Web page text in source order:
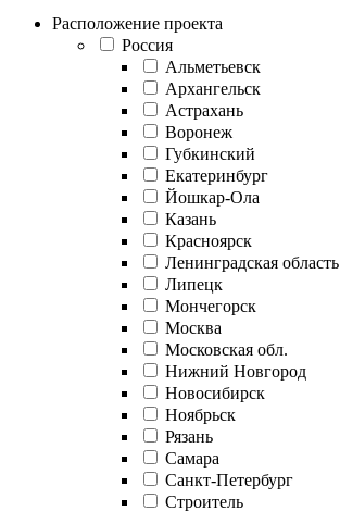
Расположение проекта
Россия
Альметьевск
Архангельск
Астрахань
Воронеж
Губкинский
Екатеринбург
Йошкар-Ола
Казань
Красноярск
Ленинградская область
Липецк
Мончегорск
Москва
Московская обл.
Нижний Новгород
Новосибирск
Ноябрьск
Рязань
Самара
Санкт-Петербург
Строитель